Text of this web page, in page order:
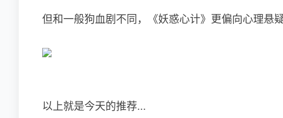
但和一般狗血剧不同，《妖惑心计》更偏向心理悬
以上就是今天的推荐...